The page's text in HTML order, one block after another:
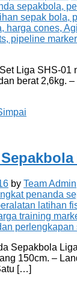
Liga SHS-01
berat 2,6kg.
by Team Admin
Sepakbola
150cm. –
[…]